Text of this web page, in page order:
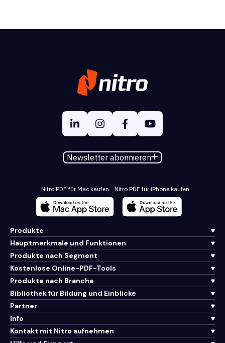
Newsletter abonnieren
Nitro PDF für Mac kaufen Nitro PDF für iPhone kaufen
Produkte
Hauptmerkmale und Funktionen
Produkte nach Segment
Kostenlose Online-PDF-Tools
Produkte nach Branche
Bibliothek für Bildung und Einblicke
Partner
Info
Kontakt mit Nitro aufnehmen